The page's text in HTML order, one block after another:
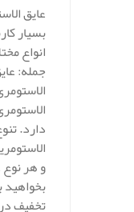
عایق
بسیار
انواع
جمله:
دارد.
و هر نوع
بخواهید
تخفیف